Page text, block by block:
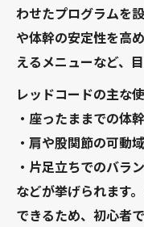
わせたプログラムを
や体幹の安定性を高
えるメニューなど、
レッドコードの主な
・座ったままでの体
・肩や股関節の可動
・片足立ちでのバラ
などが挙げられます
できるため、初心者